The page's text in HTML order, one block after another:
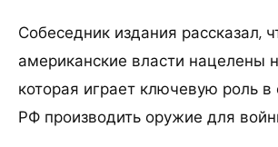
Собеседник издания рассказал,
американские власти нацелены
которая играет ключевую роль в
РФ производить оружие для